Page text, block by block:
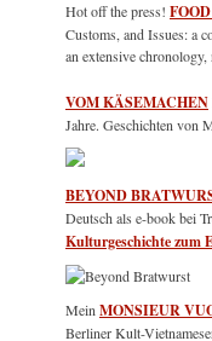
Hot off the press!
Customs, and Issues: a
an extensive
VOM KÄSEMACHEN
Jahre. Geschichten von
BEYOND
Deutsch als e-book bei
Kulturgeschichte zum
MeinMONSIEUR
Berliner Kult-